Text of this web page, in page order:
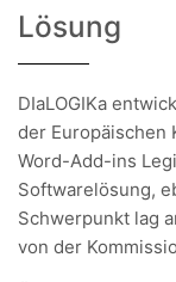
Lösung
DIaLOGIKa
der Europäischen
Word-Add-ins
Softwarelösung,
Schwerpunkt lag
von der